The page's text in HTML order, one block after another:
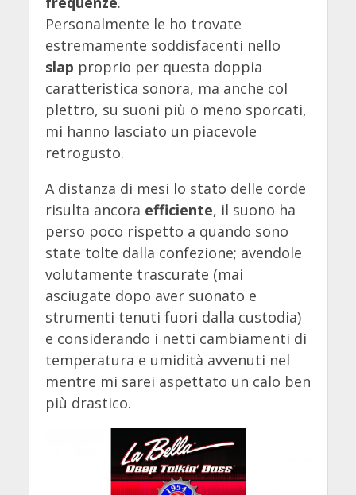
Personalmente le ho trovate
estremamente soddisfacenti nello
slap proprio per questa doppia
caratteristica sonora, ma anche col
plettro, su suoni più o meno sporcati,
mi hanno lasciato un piacevole
retrogusto.
A distanza di mesi lo stato delle corde
risulta ancora efficiente, il suono ha
perso poco rispetto a quando sono
state tolte dalla confezione; avendole
volutamente trascurate (mai
asciugate dopo aver suonato e
strumenti tenuti fuori dalla custodia)
e considerando i netti cambiamenti di
temperatura e umidità avvenuti nel
mentre mi sarei aspettato un calo ben
più drastico.